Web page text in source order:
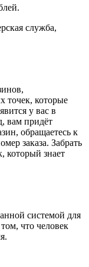
служба,
точек, которые
у вас в
вам придёт
обращаетесь к
заказа. Забрать
который знает
системой для
что человек